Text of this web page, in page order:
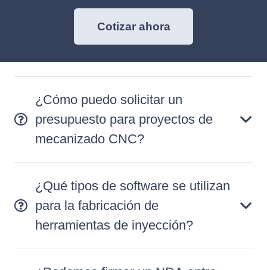
Cotizar ahora
¿Cómo puedo solicitar un
presupuesto para proyectos de
mecanizado CNC?
¿Qué tipos de software se utilizan
para la fabricación de
herramientas de inyección?